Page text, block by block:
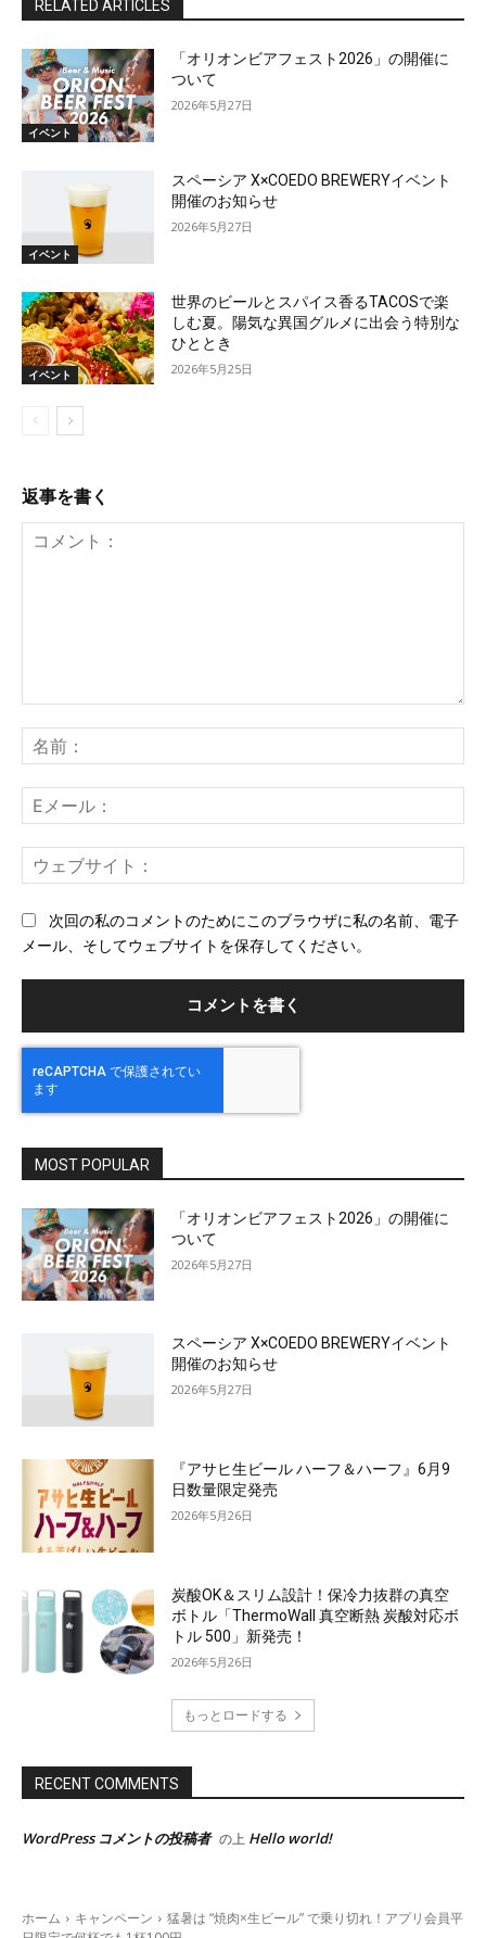
RELATED ARTICLES
イベント
「オリオンビアフェスト2026」の開催に
ついて
2026年5月27日
イベント
スペーシア X×COEDO BREWERYイベント
開催のお知らせ
2026年5月27日
イベント
世界のビールとスパイス香るTACOSで楽
しむ夏。陽気な異国グルメに出会う特別な
ひととき
2026年5月25日
返事を書く
ン
ト：
前
メ
ー
ェ
次回の私のコメントのためにこのブラウザに私の名前、電子
メール、そしてウェブサイトを保存してください。
MOST POPULAR
「オリオンビアフェスト2026」の開催に
ついて
2026年5月27日
スペーシア X×COEDO BREWERYイベント
開催のお知らせ
2026年5月27日
『アサヒ生ビール ハーフ＆ハーフ』6月9
日数量限定発売
2026年5月26日
炭酸OK＆スリム設計！保冷力抜群の真空
ボトル「ThermoWall 真空断熱 炭酸対応ボ
トル 500」新発売！
2026年5月26日
もっとロードする
RECENT COMMENTS
WordPress コメントの投稿者 の上 Hello world!